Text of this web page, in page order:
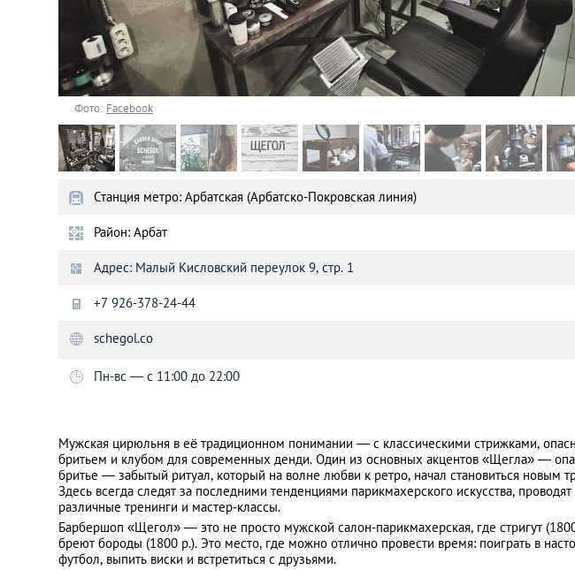
Лос-Анджелес
Москва
Паттайя
Пхукет
Фото: Facebook
Станция метро: Арбатская (Арбатско-Покровская линия)
Район: Арбат
Адрес: Малый Кисловский переулок 9, стр. 1
+7 926-378-24-44
schegol.co
Пн-вс — с 11:00 до 22:00
Мужская цирюльня в её традиционном понимании — с классическими стрижками,
бритьем и клубом для современных денди. Один из основных акцентов «Щегла» —
бритье — забытый ритуал, который на волне любви к ретро, начал становиться новым
Здесь всегда следят за последними тенденциями парикмахерского искусства, проводят
различные тренинги и мастер‐классы.
Барбершоп «Щегол» — это не просто мужской салон-парикмахерская, где стригут
бреют бороды (1800 р.). Это место, где можно отлично провести время: поиграть в
футбол, выпить виски и встретиться с друзьями.